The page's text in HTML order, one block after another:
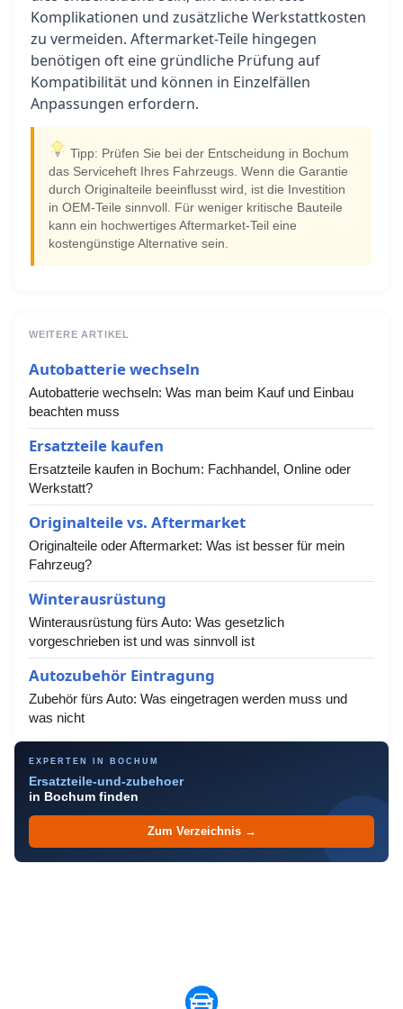
Komplikationen und zusätzliche Werkstattkosten
zu vermeiden. Aftermarket-Teile hingegen
benötigen oft eine gründliche Prüfung auf
Kompatibilität und können in Einzelfällen
Anpassungen erfordern.
Tipp: Prüfen Sie bei der Entscheidung in Bochum
das Serviceheft Ihres Fahrzeugs. Wenn die Garantie
durch Originalteile beeinflusst wird, ist die Investition
in OEM-Teile sinnvoll. Für weniger kritische Bauteile
kann ein hochwertiges Aftermarket-Teil eine
kostengünstige Alternative sein.
WEITERE ARTIKEL
Autobatterie wechseln
Autobatterie wechseln: Was man beim Kauf und Einbau
beachten muss
Ersatzteile kaufen
Ersatzteile kaufen in Bochum: Fachhandel, Online oder
Werkstatt?
Originalteile vs. Aftermarket
Originalteile oder Aftermarket: Was ist besser für mein
Fahrzeug?
Winterausrüstung
Winterausrüstung fürs Auto: Was gesetzlich
vorgeschrieben ist und was sinnvoll ist
Autozubehör Eintragung
Zubehör fürs Auto: Was eingetragen werden muss und
was nicht
EXPERTEN IN BOCHUM
Ersatzteile-und-zubehoer
in Bochum finden
Zum Verzeichnis →